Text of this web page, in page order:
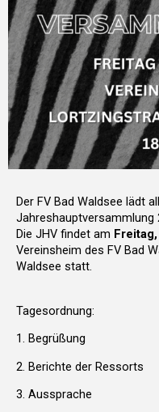
Der FV Bad Waldsee lädt
Jahreshauptversammlung
Die JHV findet am
Vereinsheim des FV Bad
Waldsee statt.
Tagesordnung:
1. Begrüßung
2. Berichte der Ressorts
3. Aussprache